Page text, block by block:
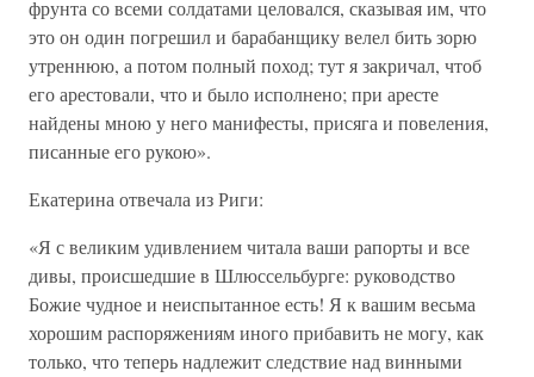
фрунта со всеми солдатами целовался, сказывая им, что
это он один погрешил и барабанщику велел бить зорю
утреннюю, а потом полный поход; тут я закричал, чтоб
его арестовали, что и было исполнено; при аресте
найдены мною у него манифесты, присяга и повеления,
писанные его рукою».
Екатерина отвечала из Риги:
«Я с великим удивлением читала ваши рапорты и все
дивы, происшедшие в Шлюссельбурге: руководство
Божие чудное и неиспытанное есть! Я к вашим весьма
хорошим распоряжениям иного прибавить не могу, как
только, что теперь надлежит следствие над винными